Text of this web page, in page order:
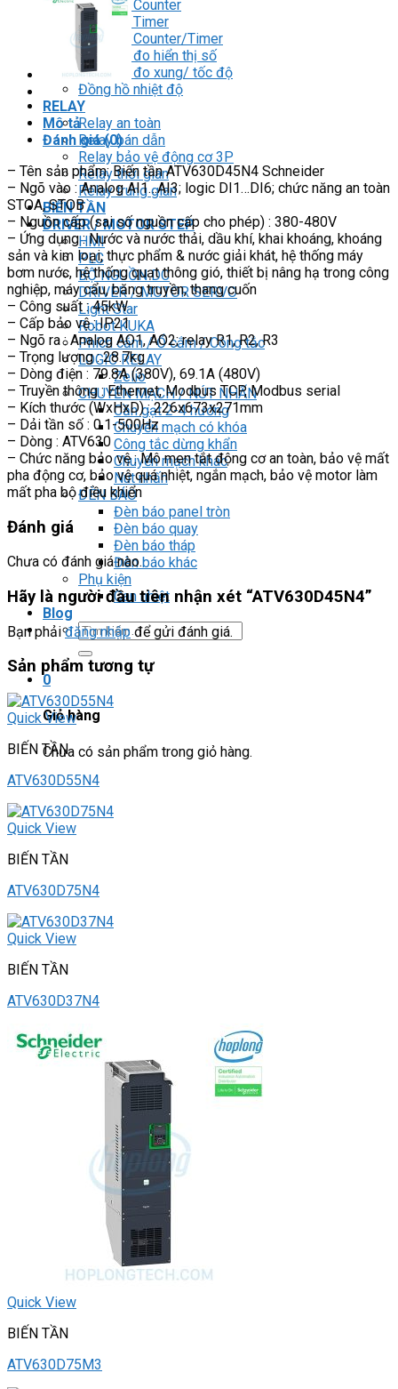
Đồng hồ Counter
Đồng hồ Timer
Đồng hồ Counter/Timer
Đồng hồ đo hiển thị số
Đồng hồ đo xung/ tốc độ
Đồng hồ nhiệt độ
RELAY
Relay an toàn
Relay bán dẫn
Relay bảo vệ động cơ 3P
Relay thời gian
Relay trung gian
BIẾN TẦN
DRIVER / MOTOR STEP
HMI
PLC
BỘ NGUỒN DC
DRIVER / MOTOR SERVO
Light Star
Robot KUKA
Phích cắm / Ổ cắm / Công tắc
LOGIC RELAY
Zelio
CHUYỂN MẠCH / NÚT NHẤN
Cần gạt 2-4 hướng
Chuyển mạch có khóa
Công tắc dừng khẩn
Chuyển mạch khác
Nút nhấn
ĐÈN BÁO
Đèn báo panel tròn
Đèn báo quay
Đèn báo tháp
Đèn báo khác
Phụ kiện
Can nhiệt
Blog
Tìm
kiếm:
0
Giỏ hàng
Chưa có sản phẩm trong giỏ hàng.
Mô tả
Đánh giá (0)
– Tên sản phẩm: Biến tần ATV630D45N4 Schneider
– Ngõ vào : Analog AI1…AI3; logic DI1…DI6; chức năng an toàn
STOA, STOB
– Nguồn cấp (sai số nguồn cấp cho phép) : 380-480V
– Ứng dụng : Nước và nước thải, dầu khí, khai khoáng, khoáng
sản và kim loại, thực phẩm & nước giải khát, hệ thống máy
bơm nước, hệ thống quạt thông gió, thiết bị nâng hạ trong công
nghiệp, máy cẩu, băng truyền, thang cuốn
– Công suất : 45kW
– Cấp bảo vệ : IP21
– Ngõ ra : Analog AO1, AO2; relay R1, R2, R3
– Trọng lượng : 28.7kg
– Dòng điện : 79.8A (380V), 69.1A (480V)
– Truyền thông : Ethernet, Modbus TCP, Modbus serial
– Kích thước (WxHxD) : 226x673x271mm
– Dải tần số : 0.1-500Hz
– Dòng : ATV630
– Chức năng bảo vệ : Mô men tắt động cơ an toàn, bảo vệ mất
pha động cơ, bảo vệ quá nhiệt, ngắn mạch, bảo vệ motor làm
mất pha bộ điều khiển
Đánh giá
Chưa có đánh giá nào.
Hãy là người đầu tiên nhận xét “ATV630D45N4”
Bạn phảiđăng nhậpđể gửi đánh giá.
Sản phẩm tương tự
Quick View
BIẾN TẦN
ATV630D55N4
Quick View
BIẾN TẦN
ATV630D75N4
Quick View
BIẾN TẦN
ATV630D37N4
Quick View
BIẾN TẦN
ATV630D75M3